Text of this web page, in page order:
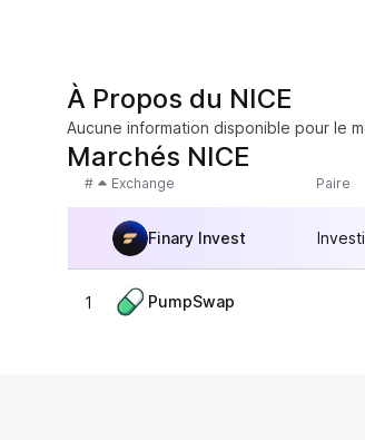
À Propos du NICE
Aucune information disponible pour le
Marchés NICE
# Exchange Paire
Finary Invest
1 PumpSwap